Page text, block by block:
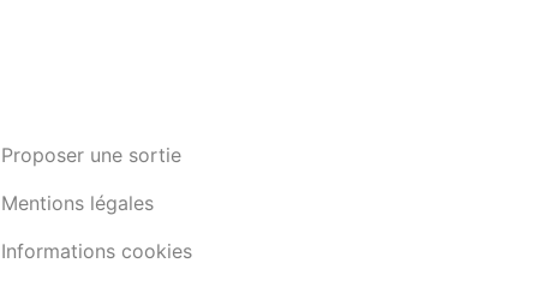
Proposer une sortie
Mentions légales
Informations cookies